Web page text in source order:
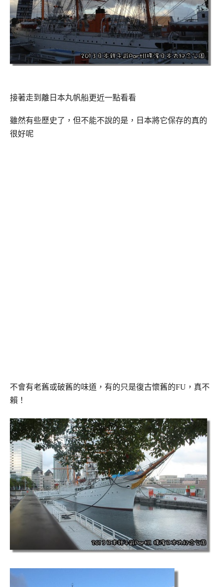
接著走到離日本丸帆船更近一點看看
雖然有些歷史了，但不能不說的是，日本將它保存的真的
很好呢
不會有老舊或破舊的味道，有的只是復古懷舊的FU，真不
賴！